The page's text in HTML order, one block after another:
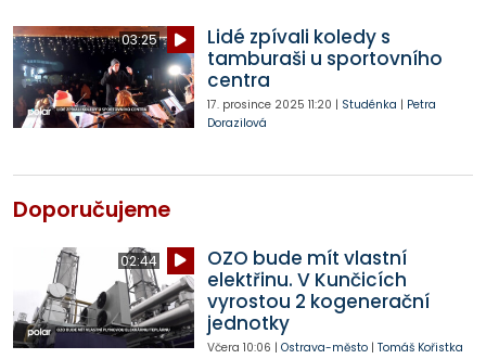
03:25
Lidé zpívali koledy s
tamburaši u sportovního
centra
17. prosince 2025 11:20 | Studénka | Petra
Dorazilová
Doporučujeme
02:44
OZO bude mít vlastní
elektřinu. V Kunčicích
vyrostou 2 kogenerační
jednotky
Včera 10:06 | Ostrava-město| Tomáš Kořistka